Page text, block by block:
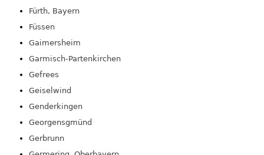
Fürth, Bayern
Füssen
Gaimersheim
Garmisch-Partenkirchen
Gefrees
Geiselwind
Genderkingen
Georgensgmünd
Gerbrunn